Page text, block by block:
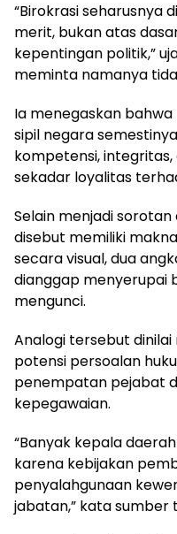
“Birokrasi seharusnya
merit, bukan atas
kepentingan politik,”
meminta namanya
Ia menegaskan
sipil negara
kompetensi,
sekadar loyalitas
Selain menjadi sorotan
disebut memiliki
secara visual, dua
dianggap menyerupai
mengunci.
Analogi tersebut
potensi persoalan
penempatan pejabat
kepegawaian.
“Banyak kepala
karena kebijakan
penyalahgunaan
jabatan,” kata sumber